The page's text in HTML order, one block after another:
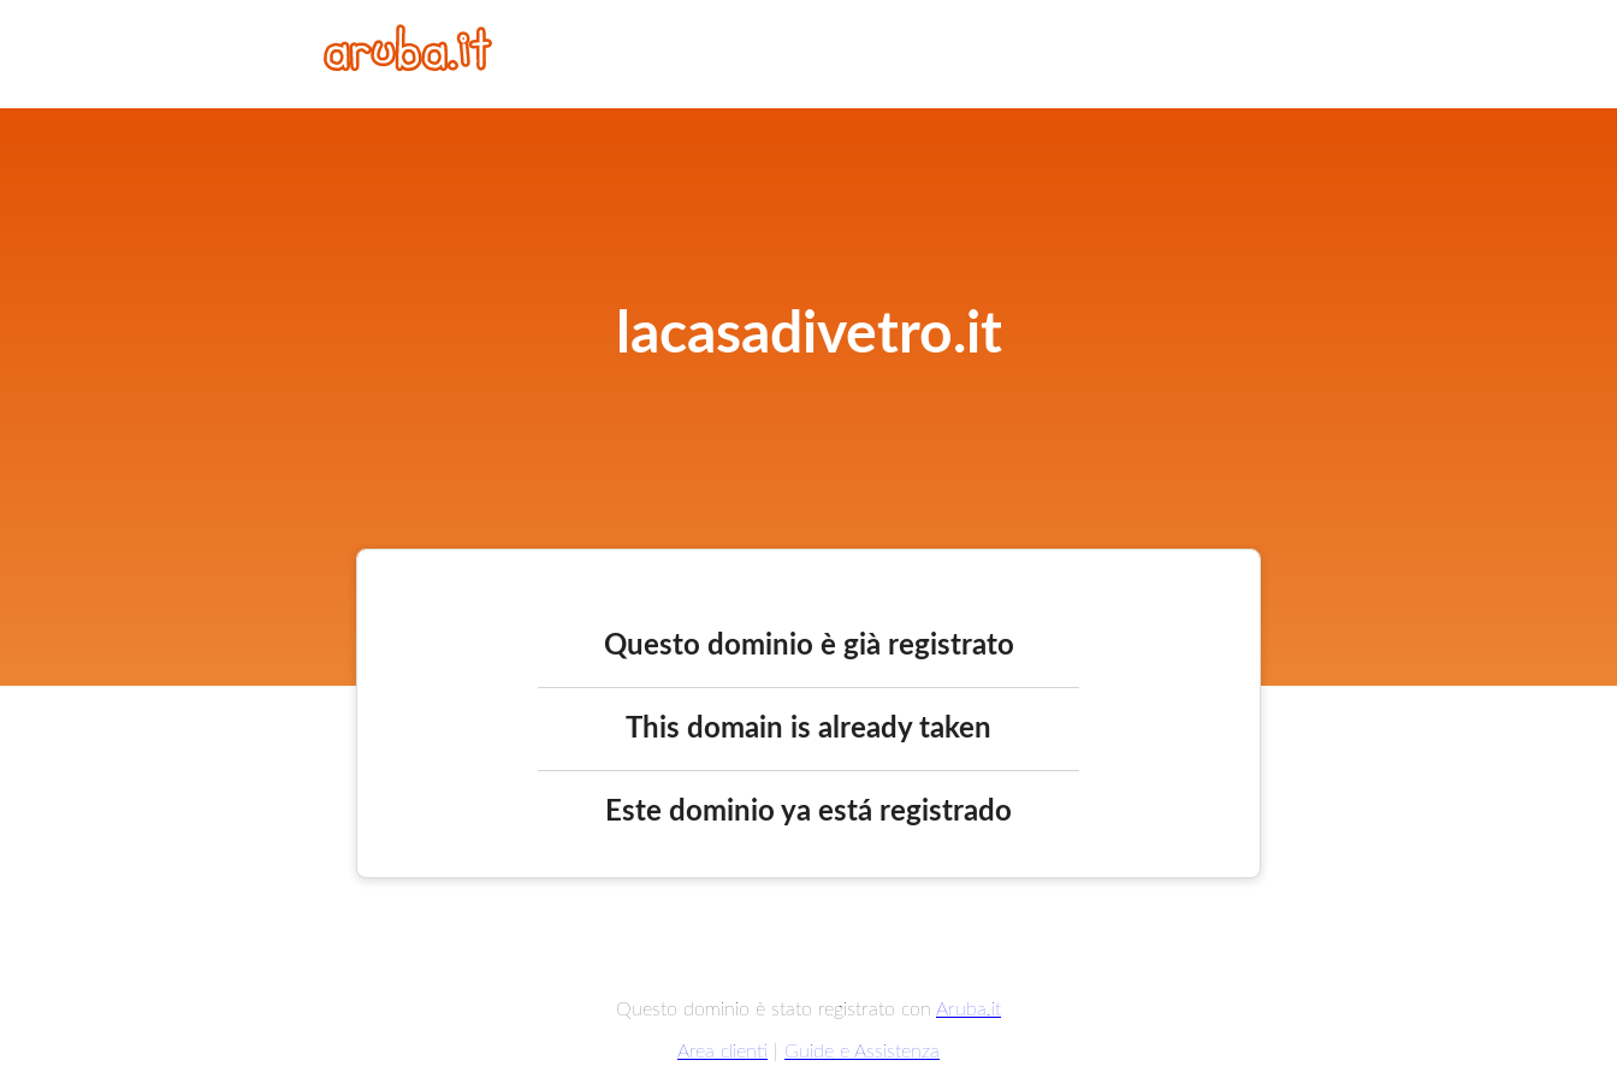
lacasadivetro.it
Questo dominio è già registrato
This domain is already taken
Este dominio ya está registrado
Questo dominio è stato registrato con Aruba.it
Area clienti Guide e Assistenza